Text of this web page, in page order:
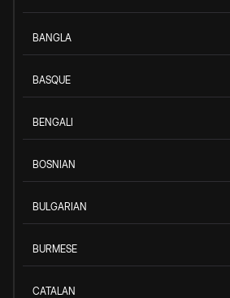
BANGLA
BASQUE
BENGALI
BOSNIAN
BULGARIAN
BURMESE
CATALAN